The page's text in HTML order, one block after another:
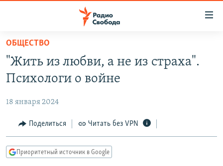
упрощенного
доступа
Вернуться
основному
Вернутся
главной
навигации
ПРОГРАММЫ
ЦИТАТЫ СВОБОДЫ
МНЕНИЯ
IDEL.РЕАЛИИ
ОБЩЕСТВО
"Жить из любви, а не из страха".
Психологи о войне
18 января 2024
Поделиться Читать без VPN
Приоритетный источник в Google